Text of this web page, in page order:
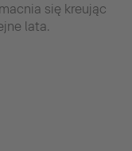
się kreując
lata.